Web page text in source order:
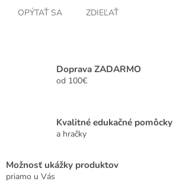
OPÝTAŤ SA ZDIEĽAŤ
Doprava ZADARMO
od 100€
Kvalitné edukačné pomôcky
a hračky
Možnosť ukážky produktov
priamo u Vás